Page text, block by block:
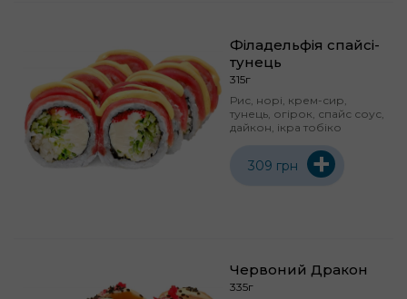
Філадельфія спайсі-
тунець
315г
Рис, норі, крем-сир,
тунець, огірок, спайс соус,
дайкон, ікра тобіко
309 грн +
Червоний Дракон
335г